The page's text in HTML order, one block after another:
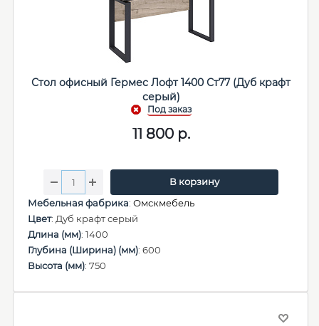
Стол офисный Гермес Лофт 1400 Ст77 (Дуб крафт
серый)
11 800р.
В корзину
Мебельная фабрика: Омскмебель
Цвет: Дуб крафт серый
Длина (мм): 1400
Глубина (Ширина) (мм): 600
Высота (мм): 750